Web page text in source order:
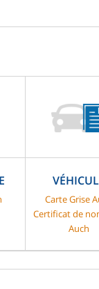
Carte Grise
Certificat de
Auch